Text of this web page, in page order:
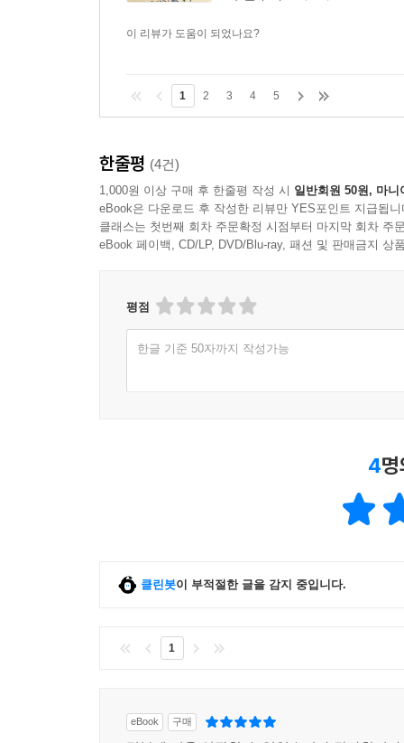
이 리뷰가 도움이 되었나요?
1 2 3 4 5
한줄평 (4건)
1,000원 이상 구매 후 한줄평 작성 시 일반회원 50원, 마니
eBook은 다운로드 후 작성한 리뷰만 YES포인트 지급됩니
클래스는 첫번째 회차 주문확정 시점부터 마지막 회차 주
eBook 페이백, CD/LP, DVD/Blu-ray, 패션 및 판매금지 상
평점
한글 기준 50자까지 작성가능
4
클린봇이 부적절한 글을 감지 중입니다.
1
eBook 구매